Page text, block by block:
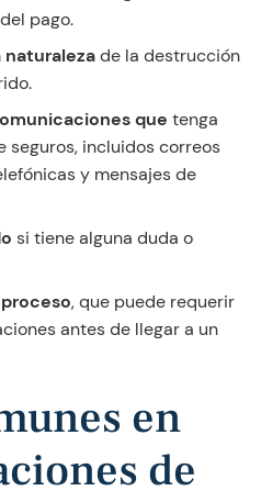
pago.
naturalezade la destrucción
que tenga
seguros, incluidos correos
y mensajes de
si tiene alguna duda o
, que puede requerir
antes de llegar a un
en
de